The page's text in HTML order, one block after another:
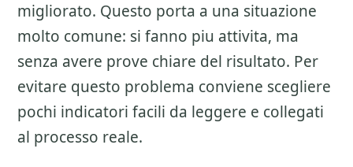
migliorato. Questo porta a una situazione
molto comune: si fanno piu attivita, ma
senza avere prove chiare del risultato. Per
evitare questo problema conviene scegliere
pochi indicatori facili da leggere e collegati
al processo reale.